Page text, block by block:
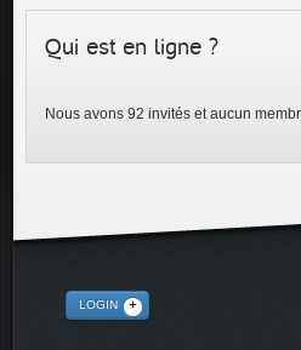
Qui est en ligne ?
Nous avons 92 invités et aucun
LOGIN